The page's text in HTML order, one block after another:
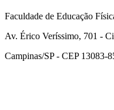
Faculdade de Educação
Av. Érico Veríssimo, 701 -
Campinas/SP - CEP 13083-